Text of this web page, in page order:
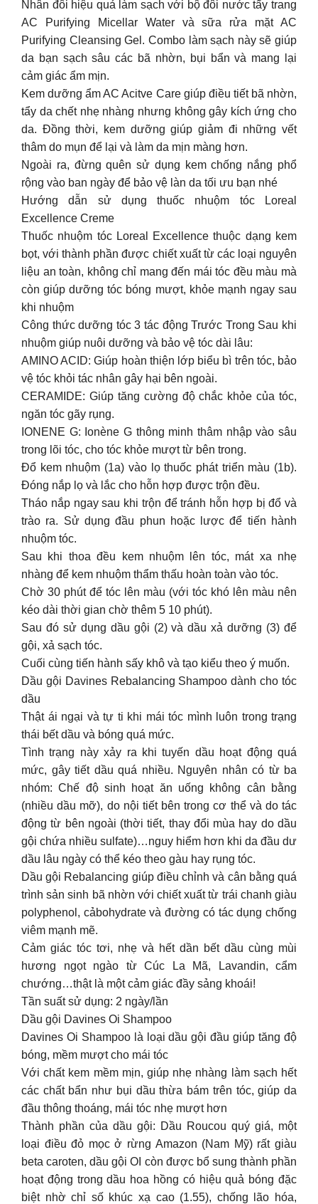
Nhân đôi hiệu quả làm sạch với bộ đôi nước tẩy trang
AC Purifying Micellar Water và sữa rửa mặt AC
Purifying Cleansing Gel. Combo làm sạch này sẽ giúp
da bạn sạch sâu các bã nhờn, bụi bẩn và mang lại
cảm giác ẩm mịn.
Kem dưỡng ẩm AC Acitve Care giúp điều tiết bã nhờn,
tẩy da chết nhẹ nhàng nhưng không gây kích ứng cho
da. Đồng thời, kem dưỡng giúp giảm đi những vết
thâm do mụn để lại và làm da mịn màng hơn.
Ngoài ra, đừng quên sử dụng kem chống nắng phổ
rộng vào ban ngày để bảo vệ làn da tối ưu bạn nhé
Hướng dẫn sử dụng thuốc nhuộm tóc Loreal
Excellence Creme
Thuốc nhuộm tóc Loreal Excellence thuộc dạng kem
bọt, với thành phần được chiết xuất từ các loại nguyên
liệu an toàn, không chỉ mang đến mái tóc đều màu mà
còn giúp dưỡng tóc bóng mượt, khỏe mạnh ngay sau
khi nhuộm
Công thức dưỡng tóc 3 tác động Trước Trong Sau khi
nhuộm giúp nuôi dưỡng và bảo vệ tóc dài lâu:
AMINO ACID: Giúp hoàn thiện lớp biểu bì trên tóc, bảo
vệ tóc khỏi tác nhân gây hại bên ngoài.
CERAMIDE: Giúp tăng cường độ chắc khỏe của tóc,
ngăn tóc gãy rụng.
IONENE G: Ionène G thông minh thâm nhập vào sâu
trong lõi tóc, cho tóc khỏe mượt từ bên trong.
Đổ kem nhuộm (1a) vào lọ thuốc phát triển màu (1b).
Đóng nắp lọ và lắc cho hỗn hợp được trộn đều.
Tháo nắp ngay sau khi trộn để tránh hỗn hợp bị đổ và
trào ra. Sử dụng đầu phun hoặc lược để tiến hành
nhuộm tóc.
Sau khi thoa đều kem nhuộm lên tóc, mát xa nhẹ
nhàng để kem nhuộm thẩm thấu hoàn toàn vào tóc.
Chờ 30 phút để tóc lên màu (với tóc khó lên màu nên
kéo dài thời gian chờ thêm 5 10 phút).
Sau đó sử dụng dầu gội (2) và dầu xả dưỡng (3) để
gội, xả sạch tóc.
Cuối cùng tiến hành sấy khô và tạo kiểu theo ý muốn.
Dầu gội Davines Rebalancing Shampoo dành cho tóc
dầu
Thật ái ngại và tự ti khi mái tóc mình luôn trong trạng
thái bết dầu và bóng quá mức.
Tình trạng này xảy ra khi tuyến dầu hoạt động quá
mức, gây tiết dầu quá nhiều. Nguyên nhân có từ ba
nhóm: Chế độ sinh hoạt ăn uống không cân bằng
(nhiều dầu mỡ), do nội tiết bên trong cơ thể và do tác
động từ bên ngoài (thời tiết, thay đổi mùa hay do dầu
gội chứa nhiều sulfate)…nguy hiểm hơn khi da đầu dư
dầu lâu ngày có thể kéo theo gàu hay rụng tóc.
Dầu gội Rebalancing giúp điều chỉnh và cân bằng quá
trình sản sinh bã nhờn với chiết xuất từ trái chanh giàu
polyphenol, cảbohydrate và đường có tác dụng chống
viêm mạnh mẽ.
Cảm giác tóc tơi, nhẹ và hết dần bết dầu cùng mùi
hương ngọt ngào từ Cúc La Mã, Lavandin, cẩm
chướng…thật là một cảm giác đầy sảng khoái!
Tần suất sử dụng: 2 ngày/lần
Dầu gội Davines Oi Shampoo
Davines Oi Shampoo là loại dầu gội đầu giúp tăng độ
bóng, mềm mượt cho mái tóc
Với chất kem mềm mịn, giúp nhẹ nhàng làm sạch hết
các chất bẩn như bụi dầu thừa bám trên tóc, giúp da
đầu thông thoáng, mái tóc nhẹ mượt hơn
Thành phần của dầu gội: Dầu Roucou quý giá, một
loại điều đỏ mọc ở rừng Amazon (Nam Mỹ) rất giàu
beta caroten, dầu gội OI còn được bổ sung thành phần
hoạt động trong dầu hoa hồng có hiệu quả bóng đặc
biệt nhờ chỉ số khúc xạ cao (1.55), chống lão hóa,